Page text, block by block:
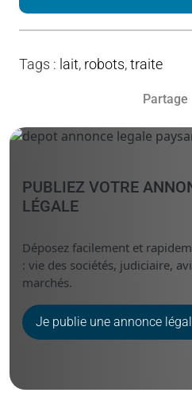
Tags : lait, robots,traite
Partage
PUBLIEZ VOTRE
LÉGALE
Déposez facilement et
: vie des sociétés, judiciaire,
marchés.
Je publie une annonce